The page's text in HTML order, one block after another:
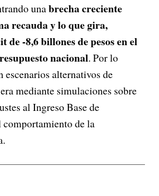
unabrecha creciente
recauda y lo que gira,
-8,6 billones de pesos en el
nacional. Por lo
escenarios alternativos de
mediante simulaciones sobre
al Ingreso Base de
de la